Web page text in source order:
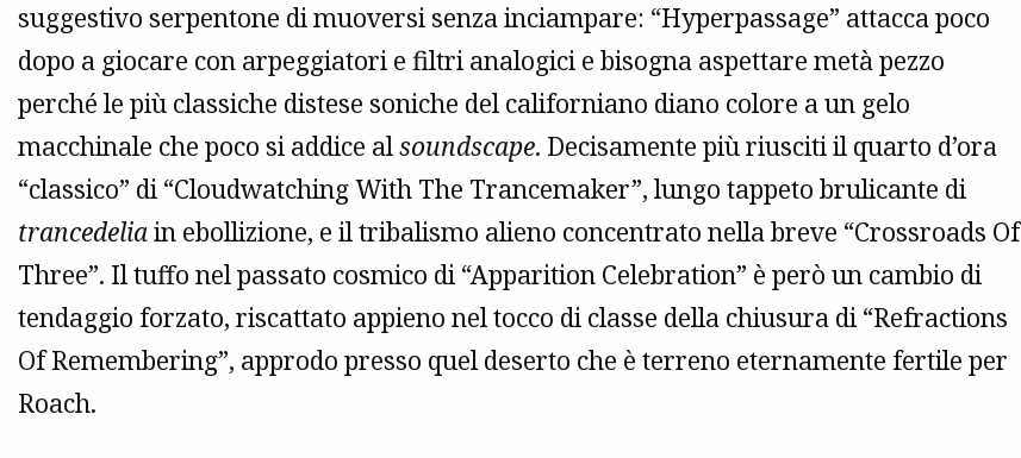
suggestivo serpentone di muoversi senza inciampare: “Hyperpassage” attacca poco
dopo a giocare con arpeggiatori e filtri analogici e bisogna aspettare metà pezzo
perché le più classiche distese soniche del californiano diano colore a un gelo
macchinale che poco si addice alsoundscape. Decisamente più riusciti il quarto d’ora
“classico” di “Cloudwatching With The Trancemaker”, lungo tappeto brulicante di
trancedeliain ebollizione, e il tribalismo alieno concentrato nella breve “Crossroads Of
Three”. Il tuffo nel passato cosmico di “Apparition Celebration” è però un cambio di
tendaggio forzato, riscattato appieno nel tocco di classe della chiusura di “Refractions
Of Remembering”, approdo presso quel deserto che è terreno eternamente fertile per
Roach.